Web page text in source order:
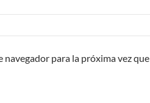
para la próxima vez que